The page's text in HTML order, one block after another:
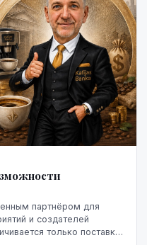
партнёром для
и создателей
только поставкой